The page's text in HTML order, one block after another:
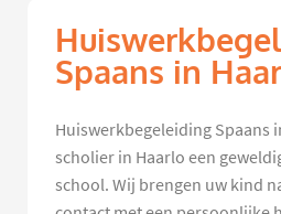
Spaans in
Huiswerkbegeleiding Spaans
scholier in Haarlo een
school. Wij brengen uw kind